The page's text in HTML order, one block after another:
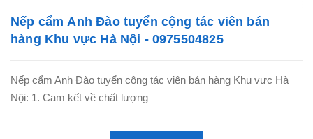
Nếp cẩm Anh Đào tuyển cộng tác viên bán
hàng Khu vực Hà Nội - 0975504825
Nếp cẩm Anh Đào tuyển cộng tác viên bán hàng Khu vực Hà
Nội: 1. Cam kết về chất lượng